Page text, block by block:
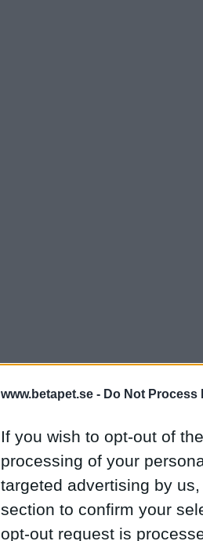
www.betapet.se - Do Not Process
If you wish to opt-out of
processing of your
targeted advertising by
section to confirm your
opt-out request is